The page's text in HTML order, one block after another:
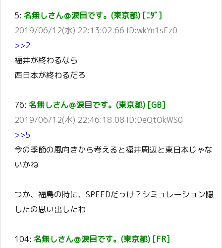
5: 名無しさん＠涙目です。(東京都) [ﾆﾀﾞ]
2019/06/12(水) 22:13:02.66 ID:wkYn1sFz0
>>2
福井が終わるなら
西日本が終わるだろ
76: 名無しさん＠涙目です。(東京都) [GB]
2019/06/12(水) 22:46:18.08 ID:DeQtOkWS0
>>5
今の季節の風向きから考えると福井周辺と東日本じゃな
いかね
つか、福島の時に、SPEEDだっけ？シミュレーション隠
したの思い出したわ
104: 名無しさん＠涙目です。(東京都) [FR]